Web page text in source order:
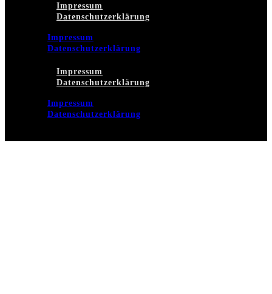
Impressum
Datenschutzerklärung
Impressum
Datenschutzerklärung
Impressum
Datenschutzerklärung
Impressum
Datenschutzerklärung